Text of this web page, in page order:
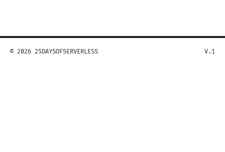
© 2026 25DAYSOFSERVERLESS V.1